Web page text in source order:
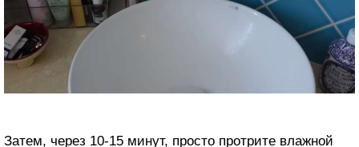
Затем, через 10-15 минут, просто протрите влажной